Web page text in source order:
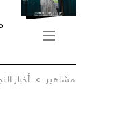
مشاهير > أخبار